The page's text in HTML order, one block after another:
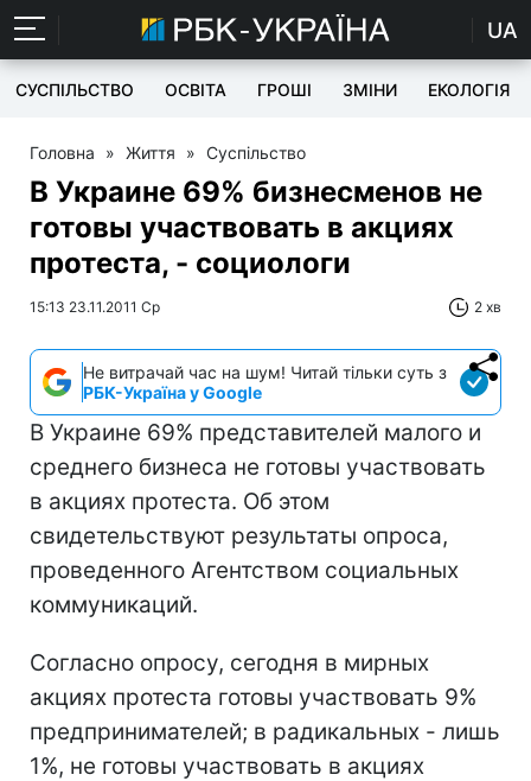
UA
СУСПІЛЬСТВО ОСВІТА ГРОШІ ЗМІНИ ЕКОЛОГІЯ
Головна » Життя » Суспільство
В Украине 69% бизнесменов не
готовы участвовать в акциях
протеста, - социологи
15:13 23.11.2011 Ср 2 хв
Не витрачай час на шум! Читай тільки суть з
РБК-Україна у Google
В Украине 69% представителей малого и
среднего бизнеса не готовы участвовать
в акциях протеста. Об этом
свидетельствуют результаты опроса,
проведенного Агентством социальных
коммуникаций.
Согласно опросу, сегодня в мирных
акциях протеста готовы участвовать 9%
предпринимателей; в радикальных - лишь
1%, не готовы участвовать в акциях